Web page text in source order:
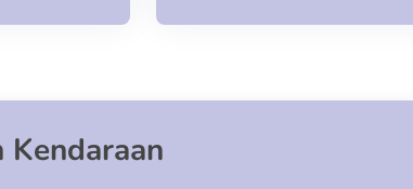
Kendaraan